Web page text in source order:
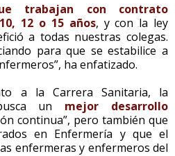
trabajan con contrato
12 o 15 años, y con la ley
a todas nuestras colegas.
para que se estabilice a
ha enfatizado.
a la Carrera Sanitaria, la
un mejor desarrollo
continua”, pero también que
en Enfermería y que el
enfermeras y enfermeros del